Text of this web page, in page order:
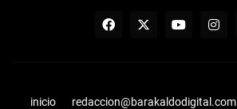
inicio redaccion@barakaldodigital.com